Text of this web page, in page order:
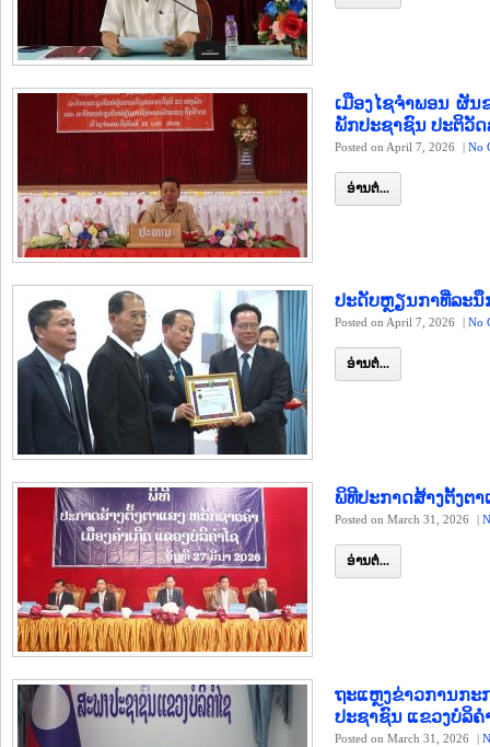
ເມືອງໄຊຈຳພອນ ຜັ
ພັກປະຊາຊົນ ປະຕິວັດ
Posted on April 7, 2026 | No
ອ່ານຕໍ່...
ປະດັບຫຼຽນກາທີ່ລະນຶ
Posted on April 7, 2026 | No
ອ່ານຕໍ່...
ພິທີປະກາດສ້າງຕັ້ງຕ
Posted on March 31, 2026 |
ອ່ານຕໍ່...
ຖະແຫຼງຂ່າວການກ
ປະຊາຊົນ ແຂວງບໍລິຄ
Posted on March 31, 2026 |